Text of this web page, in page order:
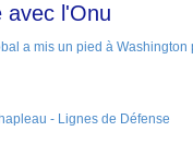
avec l'Onu
- Lignes de Défense